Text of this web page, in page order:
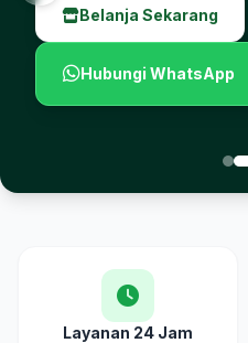
Belanja Sekarang
Hubungi WhatsApp
Layanan 24 Jam